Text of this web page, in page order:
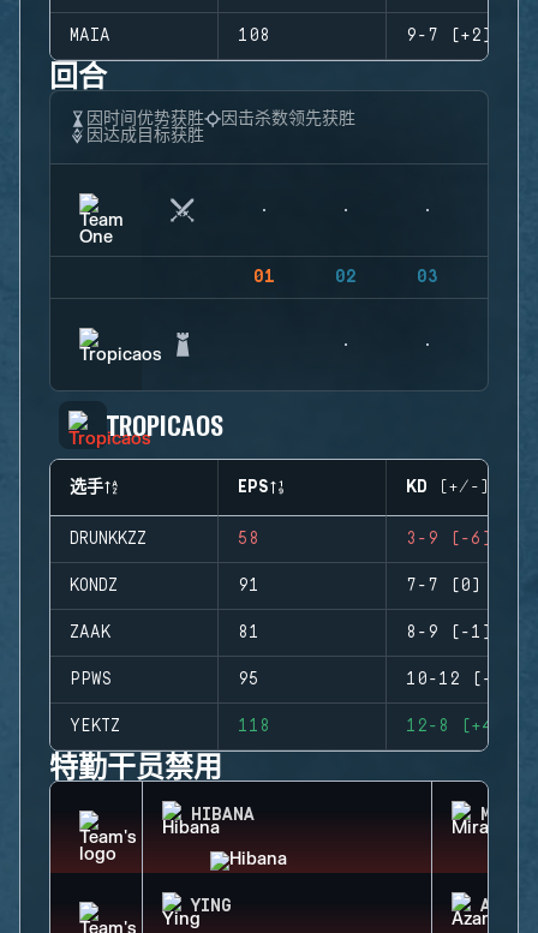
MAIA 108 9-7 (+2)
回合
因时间优势获胜
因击杀数领先获胜
因达成目标获胜
01 02 03
TROPICAOS
选手 EPS KD (+/-)
DRUNKKZZ 58 3-9 (-6)
KONDZ 91 7-7 (0)
ZAAK 81 8-9 (-1)
PPWS 95 10-12 (-2)
YEKTZ 118 12-8 (+4)
特勤干员禁用
HIBANA MIRA
YING AZAMI